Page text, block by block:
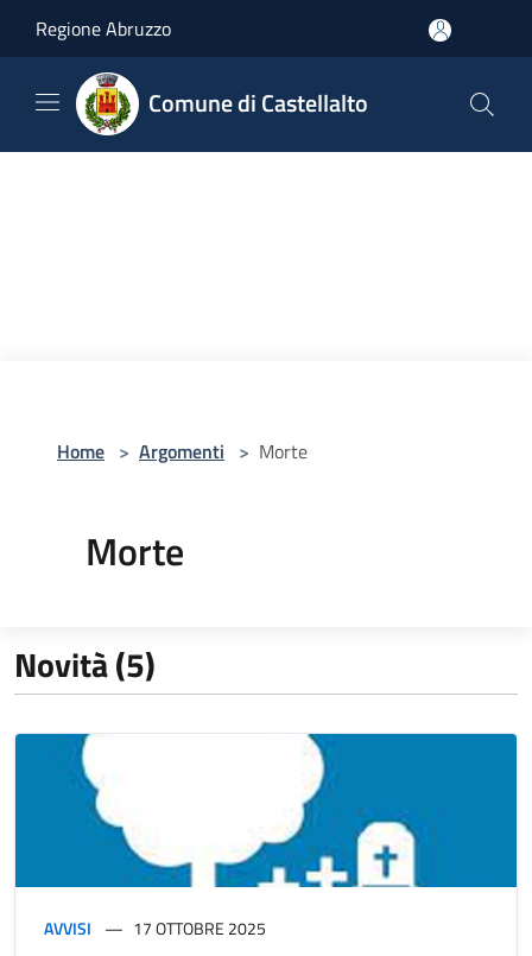
Regione Abruzzo
Comune di Castellalto
Home > Argomenti > Morte
Morte
Novità (5)
AVVISI 17 OTTOBRE 2025